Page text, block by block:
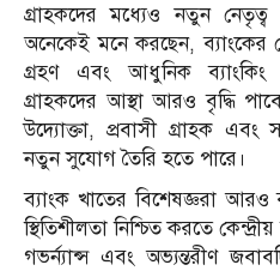
গ্রাহকদের মধ্যেও নতুন নেতৃত্ব
অনেকেই মনে করছেন, ব্যাংকের
গ্রহণ এবং আধুনিক ব্যাংকিং
গ্রাহকদের আস্থা আরও বৃদ্ধি
উদ্যোক্তা, প্রবাসী গ্রাহক
নতুন সুযোগ তৈরি হতে পারে।
ব্যাংক খাতের বিশেষজ্ঞরা আরও
স্থিতিশীলতা নিশ্চিত করতে
গভর্ন্যান্স এবং অভ্যন্তরীণ